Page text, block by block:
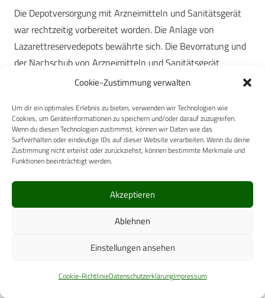
Cookie-Zustimmung verwalten
Um dir ein optimales Erlebnis zu bieten, verwenden wir Technologien wie
Cookies, um Geräteinformationen zu speichern und/oder darauf zuzugreifen.
Wenn du diesen Technologien zustimmst, können wir Daten wie das
Surfverhalten oder eindeutige IDs auf dieser Website verarbeiten. Wenn du deine
Zustimmung nicht erteilst oder zurückziehst, können bestimmte Merkmale und
Funktionen beeinträchtigt werden.
Akzeptieren
Ablehnen
Einstellungen ansehen
Cookie-RichtlinieDatenschutzerklärungImpressum
Die Depotversorgung mit Arzneimitteln und Sanitätsgerät
war rechtzeitig vorbereitet worden. Die Anlage von
Lazarettreservedepots bewährte sich. Die Bevorratung und
der Nachschub von Arzneimitteln und Sanitätsgerät
konnten zwischen den Stellvertretenden Korpsapothekern
Organisationen der freiwilligen Krankenpflege mit Beginn
der Mobilmachung einvernehmlich abgestimmt werden. [1,
S. 123]
Auch im dritten Einigungskrieg waren die Kriegsseuchen ein
unterschätzt. Im August 1870 stießen die deutschen
Typhus und Ruhr waren in diesen Gegenden seit langem